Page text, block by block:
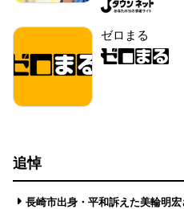
ゼロまる
追悼
長崎市出身・平和訴えた美輪明